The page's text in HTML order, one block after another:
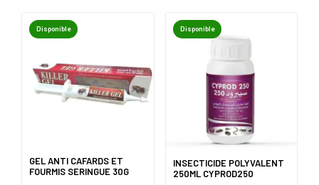
Disponible
GEL ANTI CAFARDS ET
FOURMIS SERINGUE 30G
Disponible
INSECTICIDE POLYVALENT
250ML CYPROD250